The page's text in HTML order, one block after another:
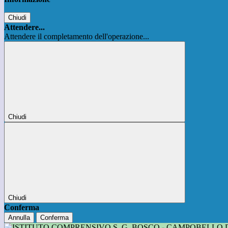
Chiudi
Attendere...
Attendere il completamento dell'operazione...
Chiudi
Chiudi
Conferma
Annulla Conferma